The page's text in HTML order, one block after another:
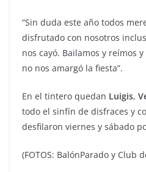
“Sin duda este año todos
disfrutado con nosotros
nos cayó. Bailamos y reímos
no nos amargó la fiesta”.
En el tintero quedan Luigis,
todo el sinfín de disfraces y
desfilaron viernes y sábado
(FOTOS: BalónParado y Club